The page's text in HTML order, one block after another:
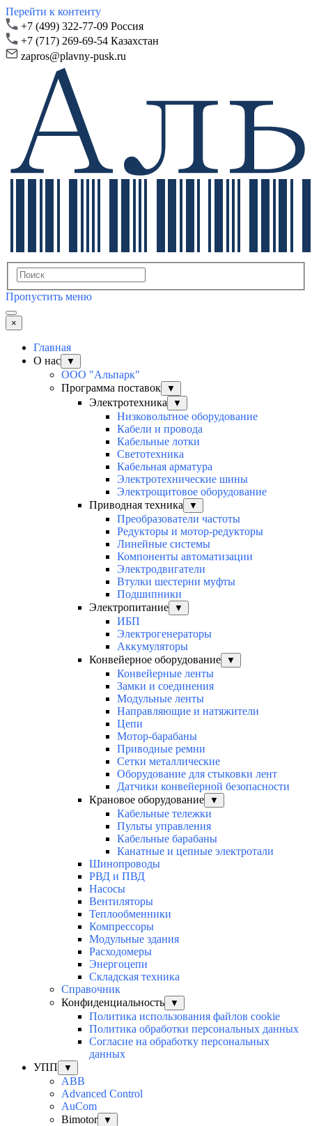
Перейти к контенту
+7 (499) 322-77-09 Россия
+7 (717) 269-69-54 Казахстан
zapros@plavny-pusk.ru
Пропустить меню
×
Главная
О нас
▼
ООО "Альпарк"
Программа поставок
▼
Электротехника ▼
Низковольтное оборудование
Кабели и провода
Кабельные лотки
Светотехника
Кабельная арматура
Электротехнические шины
Электрощитовое оборудование
Приводная техника
▼
Преобразователи частоты
Редукторы и мотор-редукторы
Линейные системы
Компоненты автоматизации
Электродвигатели
Втулки шестерни муфты
Подшипники
Электропитание
▼
ИБП
Электрогенераторы
Аккумуляторы
Конвейерное оборудование
▼
Конвейерные ленты
Замки и соединения
Модульные ленты
Направляющие и натяжители
Цепи
Мотор-барабаны
Приводные ремни
Сетки металлические
Оборудование для стыковки лент
Датчики конвейерной безопасности
Крановое оборудование
▼
Кабельные тележки
Пульты управления
Кабельные барабаны
Канатные и цепные электротали
Шинопроводы
РВД и ПВД
Насосы
Вентиляторы
Теплообменники
Компрессоры
Модульные здания
Расходомеры
Энергоцепи
Складская техника
Справочник
Конфиденциальность
▼
Политика использования файлов cookie
Политика обработки персональных данных
Согласие на обработку персональных
данных
УПП
▼
ABB
Advanced Control
AuСom
Bimotor
▼